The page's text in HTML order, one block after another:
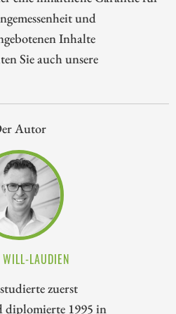
und
Inhalte
Sie auch unsere
Autor
WILL-LAUDIEN
zuerst
diplomierte 1995 in